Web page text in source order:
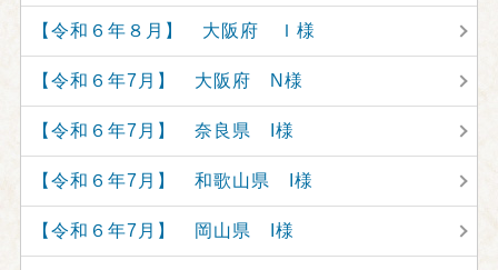
【令和６年８月】 大阪府 Ｉ様
【令和６年7月】 大阪府 N様
【令和６年7月】 奈良県 I様
【令和６年7月】 和歌山県 I様
【令和６年7月】 岡山県 I様